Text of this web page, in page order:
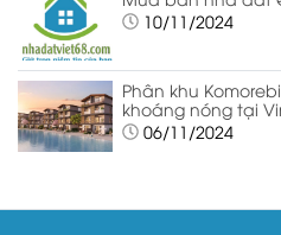
10/11/2024
Phân khu
khoáng nóng tại
06/11/2024